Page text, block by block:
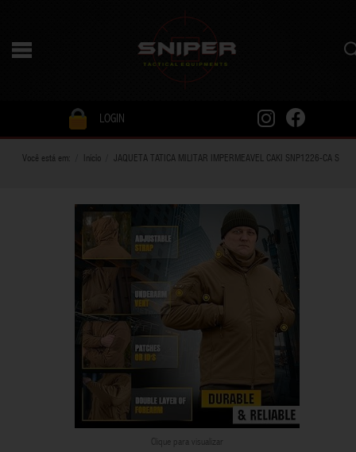
LOGIN
Você está em: Início JAQUETA TATICA MILITAR IMPERMEAVEL CAKI SNP1226-CA S
Clique para visualizar